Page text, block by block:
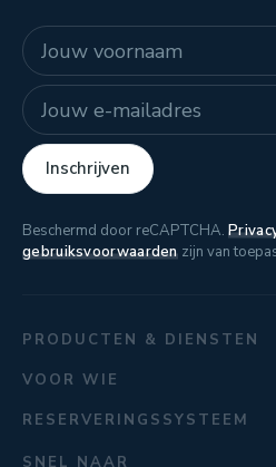
Naam
E-mailadres
Inschrijven
Beschermd door reCAPTCHA.
gebruiksvoorwaardenzijn van
PRODUCTEN & DIENSTEN
VOOR WIE
RESERVERINGSSYSTEEM
SNEL NAAR